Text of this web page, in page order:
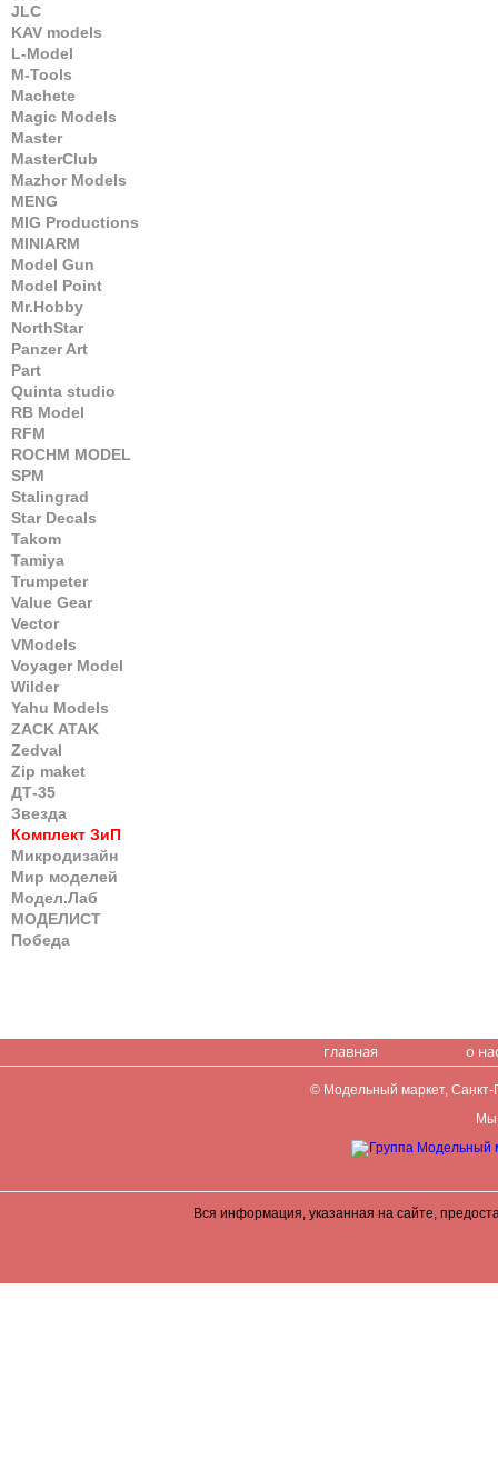
JLC
KAV models
L-Model
M-Tools
Machete
Magic Models
Master
MasterClub
Mazhor Models
MENG
MIG Productions
MINIARM
Model Gun
Model Point
Mr.Hobby
NorthStar
Panzer Art
Part
Quinta studio
RB Model
RFM
ROCHM MODEL
SPM
Stalingrad
Star Decals
Takom
Tamiya
Trumpeter
Value Gear
Vector
VModels
Voyager Model
Wilder
Yahu Models
ZACK ATAK
Zedval
Zip maket
ДТ-35
Звезда
Комплект ЗиП
Микродизайн
Мир моделей
Модел.Лаб
МОДЕЛИСТ
Победа
главная о
© Модельный маркет, Санкт-
Мы
Вся информация, указанная на сайте,